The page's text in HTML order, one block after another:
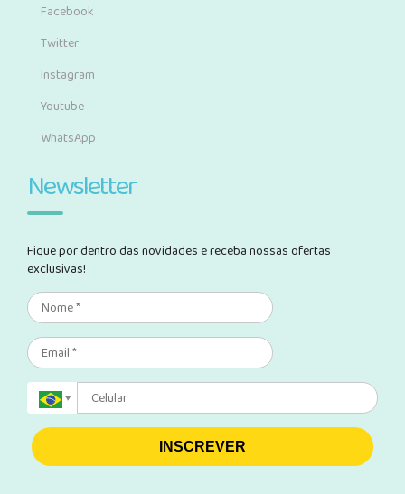
Facebook
Twitter
Instagram
Youtube
WhatsApp
Newsletter
Fique por dentro das novidades e receba nossas ofertas
exclusivas!
INSCREVER